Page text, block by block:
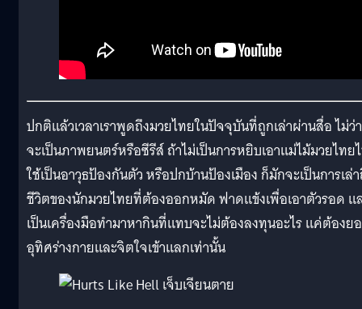
ปกติแล้วเวลาเราพูดถึงมวยไทยในปัจจุบันที่ถูกเล่าผ่านสื่อ ไม่ว่า
จะเป็นภาพยนตร์หรือซีรีส์ ถ้าไม่เป็นการหยิบเอาแม่ไม้มวยไทย
ใช้เป็นอาวุธป้องกันตัว หรือปกบ้านป้องเมือง ก็มักจะเป็นการเล่
ชีวิตของนักมวยไทยที่ต้องออกหมัด ฟาดแข้งเพื่อเอาตัวรอด แ
เป็นเครื่องมือทำมาหากินที่แทบจะไม่ต้องลงทุนอะไร แค่ต้องย
อุทิศร่างกายและจิตใจเข้าแลกเท่านั้น